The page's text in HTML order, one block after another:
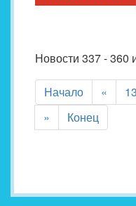
Новости 337 - 360
Начало « 13
»
Конец